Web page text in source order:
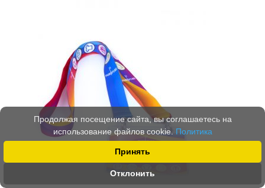
Принять
Отклонить
Продолжая посещение сайта, вы соглашаетесь на
использование файлов cookie. Политика